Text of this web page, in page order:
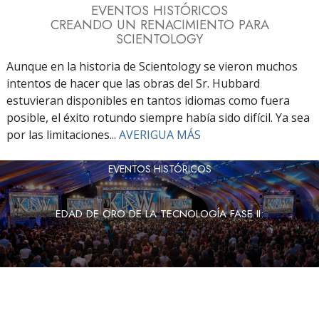
EVENTOS HISTÓRICOS
CREANDO UN RENACIMIENTO PARA
SCIENTOLOGY
Aunque en la historia de Scientology se vieron muchos
intentos de hacer que las obras del Sr. Hubbard
estuvieran disponibles en tantos idiomas como fuera
posible, el éxito rotundo siempre había sido difícil. Ya sea
por las limitaciones... AVERIGUA MÁS
EVENTOS HISTÓRICOS
EDAD DE ORO DE LA TECNOLOGÍA FASE II: